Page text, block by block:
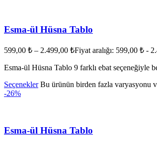
Esma-ül Hüsna Tablo
599,00 ₺ – 2.499,00 ₺Fiyat aralığı: 599,00 ₺ -
Esma-ül Hüsna Tablo 9 farklı ebat seçeneğiyle
Seçenekler Bu ürünün birden fazla varyasyonu
-26%
Esma-ül Hüsna Tablo